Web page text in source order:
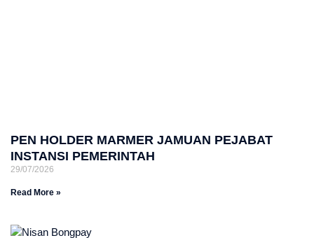
PEN HOLDER MARMER JAMUAN PEJABAT
INSTANSI PEMERINTAH
29/07/2026
Read More »